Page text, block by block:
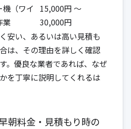
機（ワイ
業
15,000円 ～
30,000円
安い、あるいは高い見積も
は、その理由を詳しく確認
。優良な業者であれば、なぜ
を丁寧に説明してくれるは
朝料金・見積もり時の